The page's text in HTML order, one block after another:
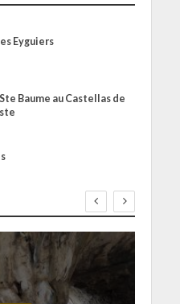
Eyguiers
Baume au Castellas de